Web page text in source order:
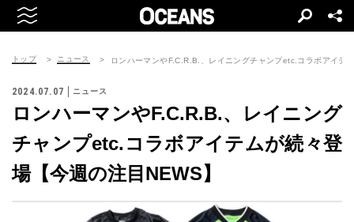
トップ ニュース ロンハーマンやF.C.R.B.、レイニングチャンプetc.コラボアイテ
2024.07.07 ニュース
ロンハーマンやF.C.R.B.、レイニング
チャンプetc.コラボアイテムが続々登
場【今週の注目NEWS】